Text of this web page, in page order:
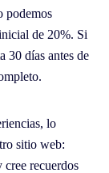
podemos
de 20%. Si
30 días antes de
lo
sitio web:
cree recuerdos